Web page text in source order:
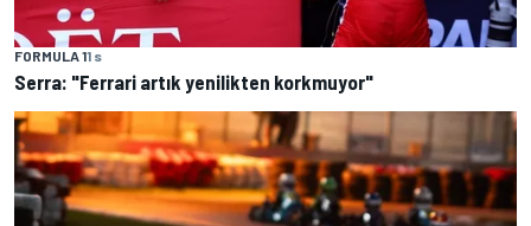
FORMULA 11 s
Serra: "Ferrari artık yenilikten korkmuyor"